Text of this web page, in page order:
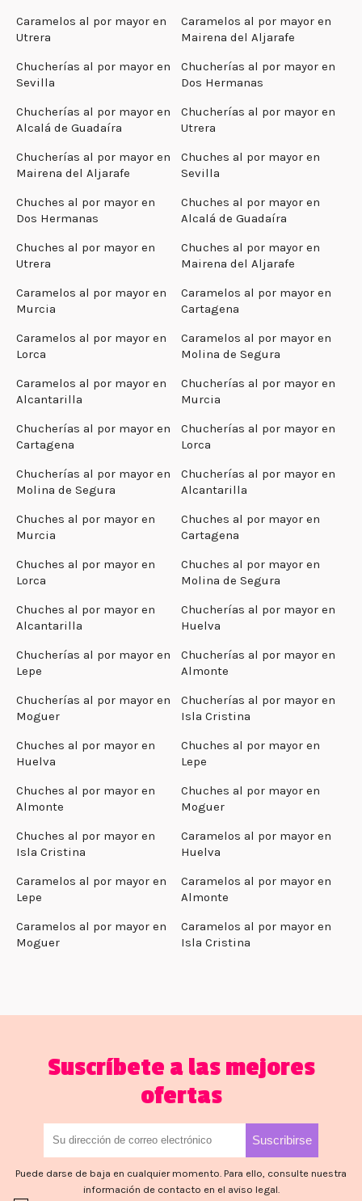
Caramelos al por mayor en
Utrera
Caramelos al por mayor en
Mairena del Aljarafe
Chucherías al por mayor en
Sevilla
Chucherías al por mayor en
Dos Hermanas
Chucherías al por mayor en
Alcalá de Guadaíra
Chucherías al por mayor en
Utrera
Chucherías al por mayor en
Mairena del Aljarafe
Chuches al por mayor en
Sevilla
Chuches al por mayor en
Dos Hermanas
Chuches al por mayor en
Alcalá de Guadaíra
Chuches al por mayor en
Utrera
Chuches al por mayor en
Mairena del Aljarafe
Caramelos al por mayor en
Murcia
Caramelos al por mayor en
Cartagena
Caramelos al por mayor en
Lorca
Caramelos al por mayor en
Molina de Segura
Caramelos al por mayor en
Alcantarilla
Chucherías al por mayor en
Murcia
Chucherías al por mayor en
Cartagena
Chucherías al por mayor en
Lorca
Chucherías al por mayor en
Molina de Segura
Chucherías al por mayor en
Alcantarilla
Chuches al por mayor en
Murcia
Chuches al por mayor en
Cartagena
Chuches al por mayor en
Lorca
Chuches al por mayor en
Molina de Segura
Chuches al por mayor en
Alcantarilla
Chucherías al por mayor en
Huelva
Chucherías al por mayor en
Lepe
Chucherías al por mayor en
Almonte
Chucherías al por mayor en
Moguer
Chucherías al por mayor en
Isla Cristina
Chuches al por mayor en
Huelva
Chuches al por mayor en
Lepe
Chuches al por mayor en
Almonte
Chuches al por mayor en
Moguer
Chuches al por mayor en
Isla Cristina
Caramelos al por mayor en
Huelva
Caramelos al por mayor en
Lepe
Caramelos al por mayor en
Almonte
Caramelos al por mayor en
Moguer
Caramelos al por mayor en
Isla Cristina
Suscríbete a las mejores
ofertas
Puede darse de baja en cualquier momento. Para ello, consulte nuestra
información de contacto en el aviso legal.